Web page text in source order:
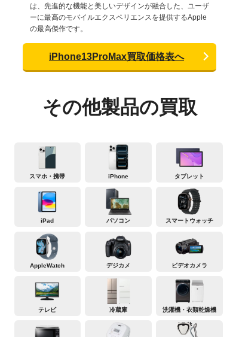
は、先進的な機能と美しいデザインが融合した、ユーザ
ーに最高のモバイルエクスペリエンスを提供するApple
の最高傑作です。
iPhone13ProMax買取価格表へ
その他製品の買取
スマホ・携帯 iPhone タブレット
iPad パソコン スマートウォッチ
AppleWatch デジカメ ビデオカメラ
テレビ 冷蔵庫 洗濯機・衣類乾燥機